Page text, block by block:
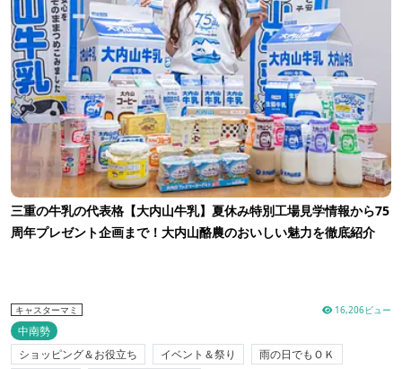
三重の牛乳の代表格【大内山牛乳】夏休み特別工場見学情報から75
周年プレゼント企画まで！大内山酪農のおいしい魅力を徹底紹介
キャスターマミ 16,206ビュー
中南勢
ショッピング＆お役立ち
イベント＆祭り
雨の日でもＯＫ